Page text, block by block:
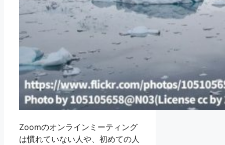
Zoomのオンラインミーティング
は慣れていない人や、初めての人